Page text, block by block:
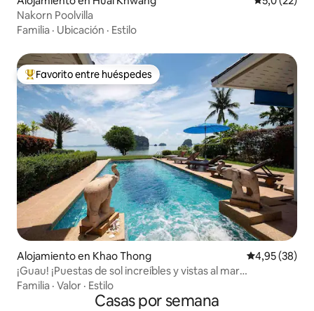
Nakorn Poolvilla
Familia · Ubicación · Estilo
Favorito entre los huéspedes más destacados
Favorito entre huéspedes
Alojamiento en Khao Thong Calificación
4,95 (38)
¡Guau! ¡Puestas de sol increíbles y vistas al mar
espectaculares!
Familia · Valor · Estilo
Casas por semana